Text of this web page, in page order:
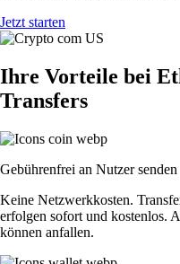
Jetzt starten
Ihre Vorteile bei
Transfers
Gebührenfrei an Nutzer senden
Keine Netzwerkkosten.
erfolgen sofort und kostenlos.
können anfallen.